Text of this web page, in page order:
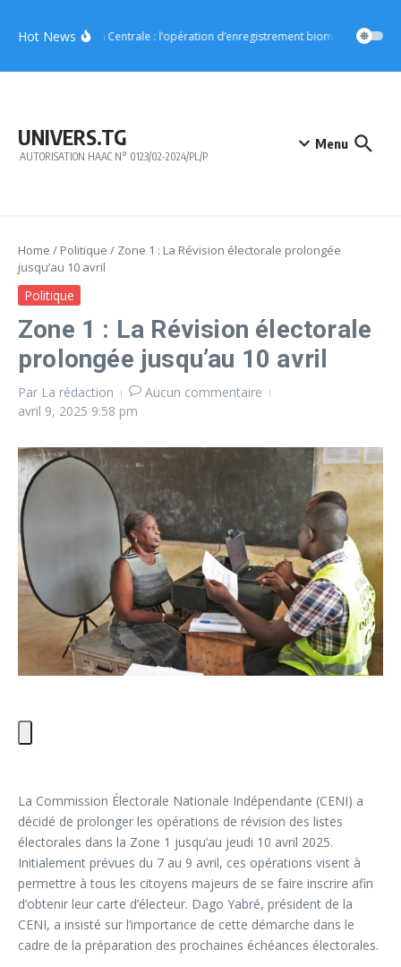
Hot NewsRégion Centrale : l’opération d’enregistrement biométrique
UNIVERS.TG
AUTORISATION HAAC N° 0123/02-2024/PL/P
Menu
Home / Politique / Zone 1 : La Révision électorale prolongée
jusqu’au 10 avril
Politique
Zone 1 : La Révision électorale
prolongée jusqu’au 10 avril
Par La rédaction
Aucun commentaire
avril 9, 2025 9:58 pm
La Commission Électorale Nationale Indépendante (CENI) a
décidé de prolonger les opérations de révision des listes
électorales dans la Zone 1 jusqu’au jeudi 10 avril 2025.
Initialement prévues du 7 au 9 avril, ces opérations visent à
permettre à tous les citoyens majeurs de se faire inscrire afin
d’obtenir leur carte d’électeur. Dago Yabré, président de la
CENI, a insisté sur l’importance de cette démarche dans le
cadre de la préparation des prochaines échéances électorales.